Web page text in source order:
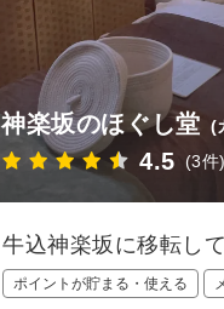
神楽坂のほぐし堂 (
4.5 (3件)
牛込神楽坂に移転し
ポイントが貯まる・使える